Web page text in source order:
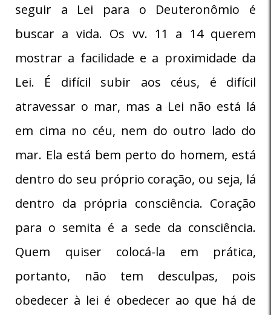
seguir a Lei para o Deuteronômio é
buscar a vida. Os vv. 11 a 14 querem
mostrar a facilidade e a proximidade da
Lei. É difícil subir aos céus, é difícil
atravessar o mar, mas a Lei não está lá
em cima no céu, nem do outro lado do
mar. Ela está bem perto do homem, está
dentro do seu próprio coração, ou seja, lá
dentro da própria consciência. Coração
para o semita é a sede da consciência.
Quem quiser colocá-la em prática,
portanto, não tem desculpas, pois
obedecer à lei é obedecer ao que há de